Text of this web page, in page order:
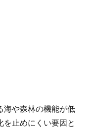
海や森林の機能が低
止めにくい要因と